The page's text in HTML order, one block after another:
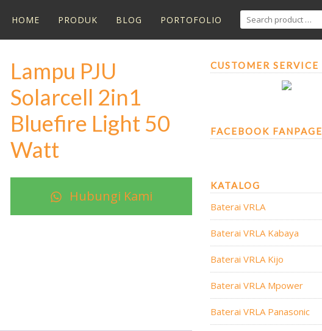
HOME PRODUK BLOG PORTOFOLIO
Lampu PJU
Solarcell 2in1
Bluefire Light 50
Watt
Hubungi Kami
CUSTOMER SERVICE
FACEBOOK FANPAGE
KATALOG
Baterai VRLA
Baterai VRLA Kabaya
Baterai VRLA Kijo
Baterai VRLA Mpower
Baterai VRLA Panasonic